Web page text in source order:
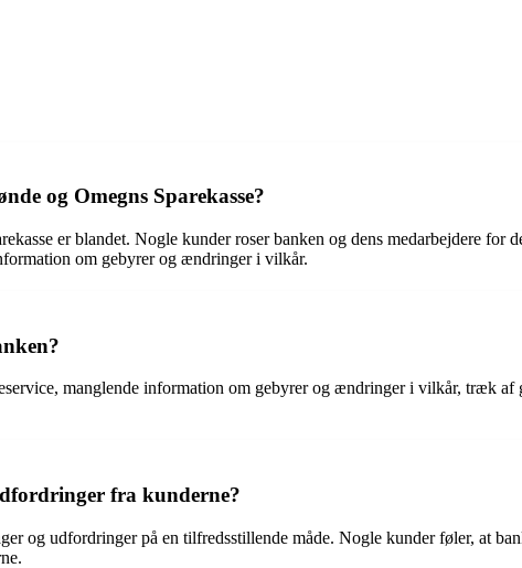
og Omegns Sparekasse?
er blandet. Nogle kunder roser banken og dens medarbejdere
om gebyrer og ændringer i vilkår.
manglende information om gebyrer og ændringer i vilkår, træk
fra kunderne?
og udfordringer på en tilfredsstillende måde. Nogle kunder føler, at